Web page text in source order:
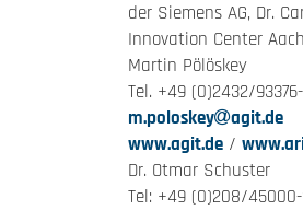
der Siemens AG, Dr.
Innovation Center
Martin Pölöskey
Tel. +49 (0)2432/93376-
m.poloskey
agit.de
www.agit.de /
Dr. Otmar Schuster
Tel: +49 (0)208/